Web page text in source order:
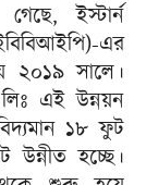
ইস্টার্ন
এর
সালে।
লিঃ এই উন্নয়ন
১৮ ফুট
উন্নীত হচ্ছে।